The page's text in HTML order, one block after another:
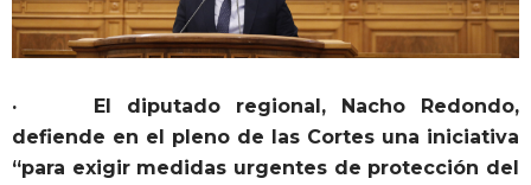
· El diputado regional, Nacho Redondo,
defiende en el pleno de las Cortes una iniciativa
“para exigir medidas urgentes de protección del